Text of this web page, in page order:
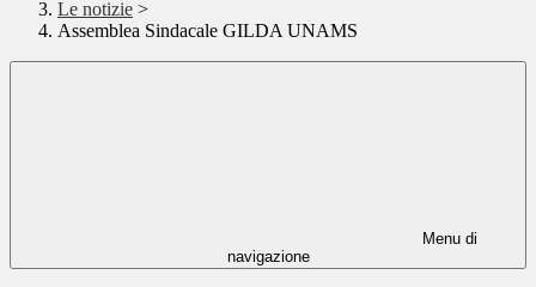
Le notizie >
Assemblea Sindacale GILDA UNAMS
Menu di
navigazione